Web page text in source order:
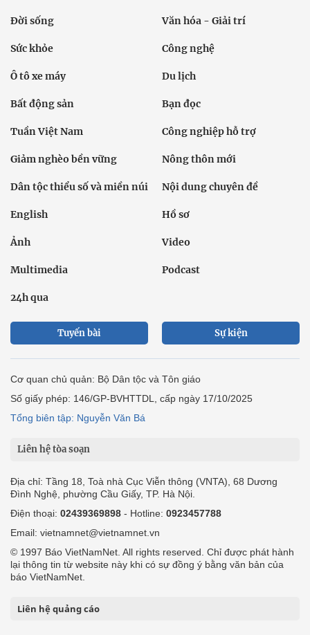
Đời sống Văn hóa - Giải trí
Sức khỏe Công nghệ
Ô tô xe máy Du lịch
Bất động sản Bạn đọc
Tuần Việt Nam Công nghiệp hỗ trợ
Giảm nghèo bền vững Nông thôn mới
Dân tộc thiểu số và miền núi Nội dung chuyên đề
English Hồ sơ
Ảnh Video
Multimedia Podcast
24h qua
Tuyến bài Sự kiện
Cơ quan chủ quản: Bộ Dân tộc và Tôn giáo
Số giấy phép: 146/GP-BVHTTDL, cấp ngày 17/10/2025
Tổng biên tập: Nguyễn Văn Bá
Liên hệ tòa soạn
Địa chỉ: Tầng 18, Toà nhà Cục Viễn thông (VNTA), 68 Dương
Đình Nghệ, phường Cầu Giấy, TP. Hà Nội.
Điện thoại: 02439369898 - Hotline: 0923457788
Email: vietnamnet@vietnamnet.vn
© 1997 Báo VietNamNet. All rights reserved. Chỉ được phát hành
lại thông tin từ website này khi có sự đồng ý bằng văn bản của
báo VietNamNet.
Liên hệ quảng cáo